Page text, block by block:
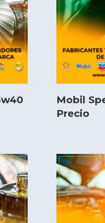
Mobil
Precio